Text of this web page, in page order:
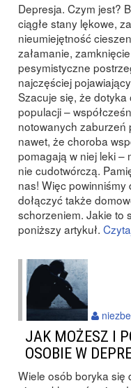
Depresja. Czym jest?
ciągłe stany lękowe,
nieumiejętność
załamanie,
pesymistyczne
najczęściej
Szacuje się, że
populacji –
notowanych zaburzeń
nawet, że choroba
pomagają w niej leki –
nie cudotwórczą.
nas! Więc
dołączyć także
schorzeniem. Jakie to
poniższy artykuł.
JAK MOŻESZ I
OSOBIE W
Wiele osób boryka się